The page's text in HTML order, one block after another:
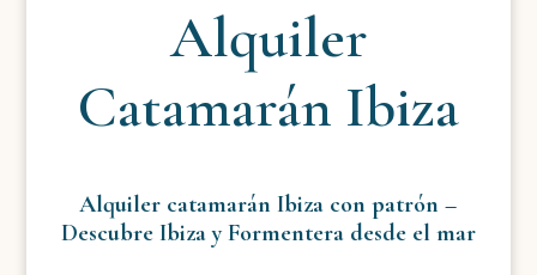
Alquiler
Catamarán Ibiza
Alquiler catamarán Ibiza con patrón –
Descubre Ibiza y Formentera desde el mar